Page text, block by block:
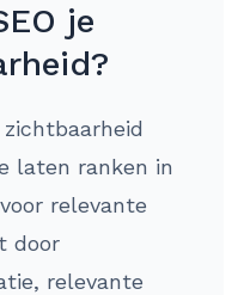
je
laten ranken in
relevante
door
relevante